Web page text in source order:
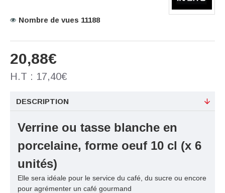
20,88€
H.T : 17,40€
Nombre de vues 11188
DESCRIPTION
Verrine ou tasse blanche en
porcelaine, forme oeuf 10 cl (x 6
unités)
Elle sera idéale pour le service du café, du sucre ou encore
pour agrémenter un café gourmand